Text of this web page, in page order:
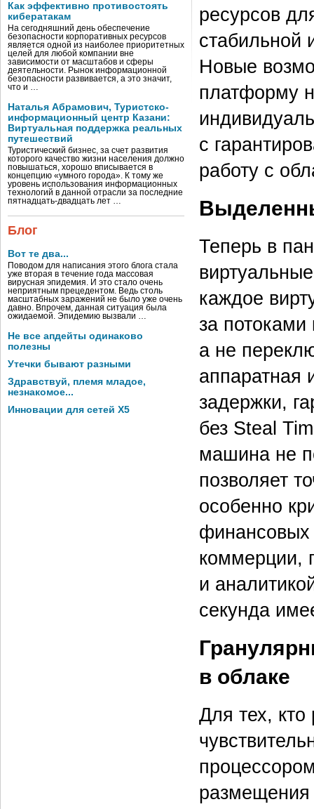
Как эффективно противостоять
кибератакам
На сегодняшний день обеспечение
безопасности корпоративных ресурсов
является одной из наиболее приоритетных
целей для любой компании вне
зависимости от масштабов и сферы
деятельности. Рынок информационной
безопасности развивается, а это значит,
что и …
Наталья Абрамович, Туристско-
информационный центр Казани:
Виртуальная поддержка реальных
путешествий
Туристический бизнес, за счет развития
которого качество жизни населения должно
повышаться, хорошо вписывается в
концепцию «умного города». К тому же
уровень использования информационных
технологий в данной отрасли за последние
пятнадцать-двадцать лет …
Блог
Вот те два...
Поводом для написания этого блога стала
уже вторая в течение года массовая
вирусная эпидемия. И это стало очень
неприятным прецедентом. Ведь столь
масштабных заражений не было уже очень
давно. Впрочем, данная ситуация была
ожидаемой. Эпидемию вызвали …
Не все апдейты одинаково
полезны
Утечки бывают разными
Здравствуй, племя младое,
незнакомое...
Инновации для сетей X5
ресурсов
стабильной
Новые
платформу
с
работу с
Теперь в
каждое
за потоками
а не
аппаратная
задержки,
без Steal
машина не
позволяет
особенно
финансовых
коммерции,
и
секунда
в облаке
Для тех,
размещения